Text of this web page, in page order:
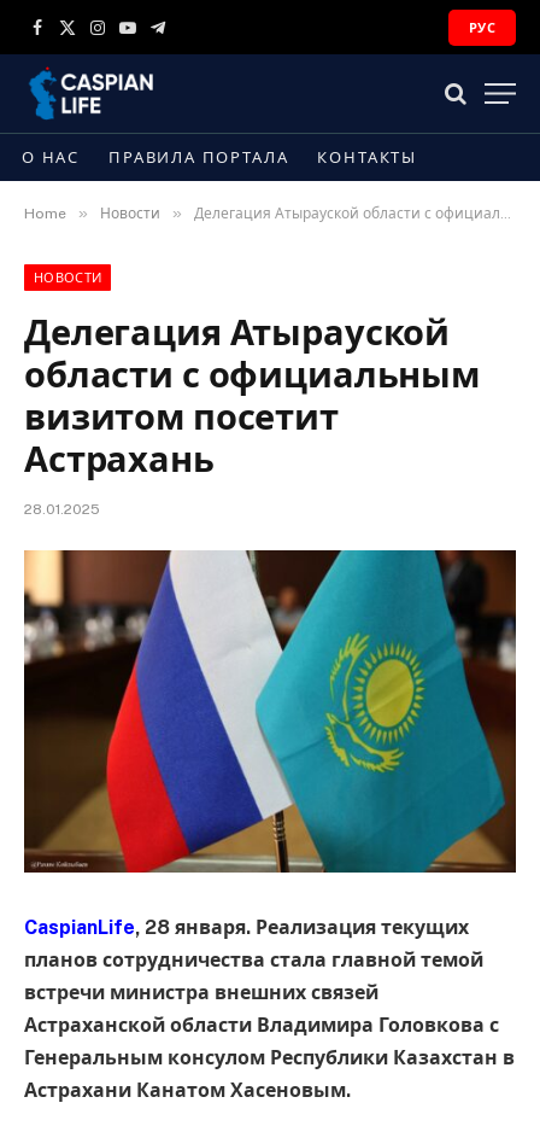
Facebook
X
Instagram
YouTubeTelegram
РУС
О НАС ПРАВИЛА ПОРТАЛА КОНТАКТЫ
Home » Новости » Делегация Атырауской области с официальным визитом посетит Астрахань
НОВОСТИ
Делегация Атырауской
области с официальным
визитом посетит
Астрахань
28.01.2025
CaspianLife, 28 января. Реализация текущих
планов сотрудничества стала главной темой
встречи министра внешних связей
Астраханской области Владимира Головкова с
Генеральным консулом Республики Казахстан в
Астрахани Канатом Хасеновым.